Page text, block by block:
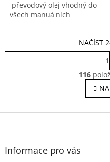
převodový olej vhodný do
všech manuálních
kde je požadován olej API
NAČÍST
1
116
Z
Informace pro vás